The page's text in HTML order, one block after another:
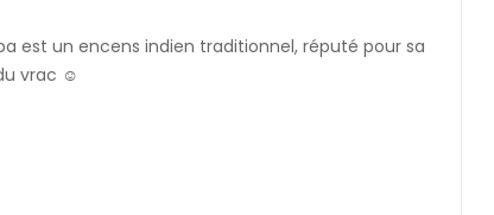
est un encens indien traditionnel, réputé pour sa
vrac ☺️